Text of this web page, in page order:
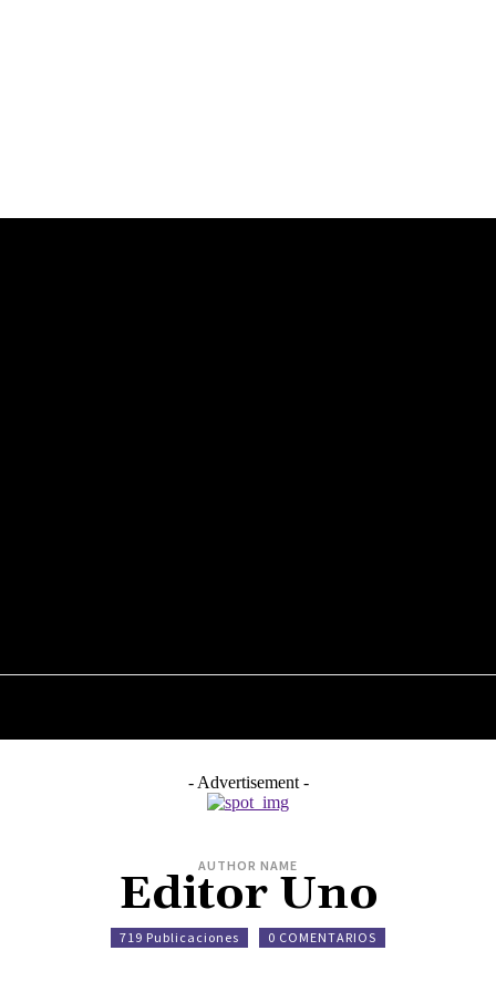
- Advertisement -
AUTHOR NAME
Editor Uno
719 Publicaciones 0 COMENTARIOS